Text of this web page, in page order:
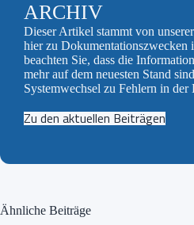
ARCHIV
Dieser Artikel stammt von
hier zu
beachten Sie, dass die
mehr auf dem neuesten Stand
Systemwechsel zu Fehlern in
Zu den aktuellen Beiträgen
Ähnliche Beiträge